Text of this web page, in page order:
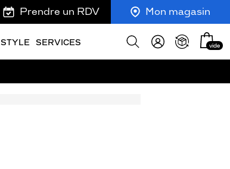
Prendre un RDV Mon magasin
STYLE SERVICES
Afficher
Mon
panier
vide